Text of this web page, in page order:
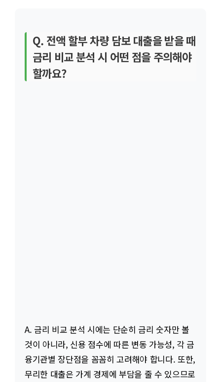
Q. 전액 할부 차량 담보 대출을 받을 때
금리 비교 분석 시 어떤 점을 주의해야
할까요?
A. 금리 비교 분석 시에는 단순히 금리 숫자만 볼
것이 아니라, 신용 점수에 따른 변동 가능성, 각 금
융기관별 장단점을 꼼꼼히 고려해야 합니다. 또한,
무리한 대출은 가계 경제에 부담을 줄 수 있으므로